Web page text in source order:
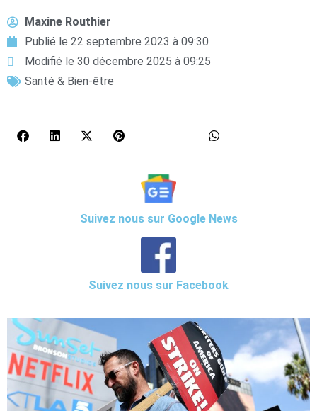
Maxine Routhier
Publié le 22 septembre 2023 à 09:30
Modifié le 30 décembre 2025 à 09:25
Santé & Bien-être
Suivez nous sur Google News
Suivez nous sur Facebook